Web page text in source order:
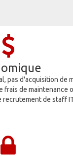
pas d'acquisition de
frais de maintenance
recrutement de staff